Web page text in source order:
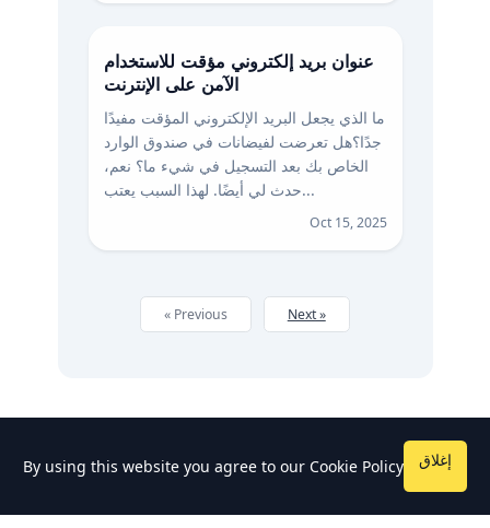
عنوان بريد إلكتروني مؤقت للاستخدام
الآمن على الإنترنت
ما الذي يجعل البريد الإلكتروني المؤقت مفيدًا
جدًا؟هل تعرضت لفيضانات في صندوق الوارد
الخاص بك بعد التسجيل في شيء ما؟ نعم،
حدث لي أيضًا. لهذا السبب يعتب...
Oct 15, 2025
« Previous Next »
By using this website you agree to our Cookie Policy إغلاق